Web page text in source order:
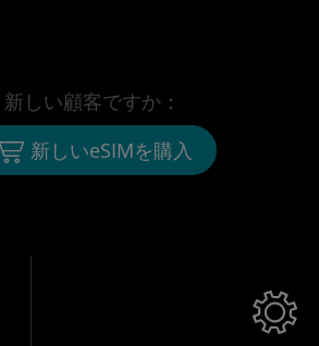
新しい顧客ですか：
新しいeSIMを購入